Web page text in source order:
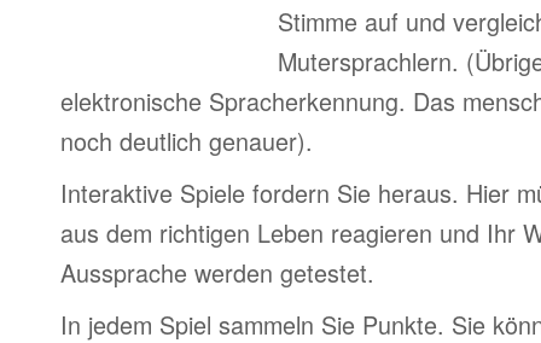
Stimme auf und
Mutersprachlern.
elektronische Spracherkennung. Das
noch deutlich genauer).
Interaktive Spiele fordern Sie heraus. Hier
aus dem richtigen Leben reagieren und Ihr
Aussprache werden getestet.
In jedem Spiel sammeln Sie Punkte. Sie